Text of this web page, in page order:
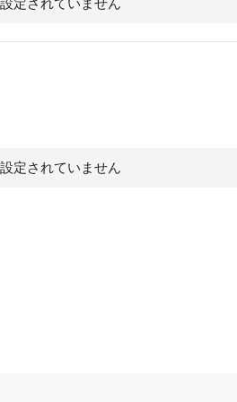
定されていません